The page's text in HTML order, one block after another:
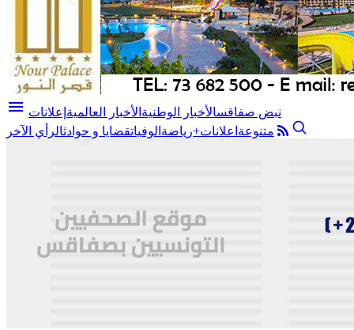
menu نبض صفاقسالأخبار الوطنية الأخبار العالمية إعلانات
متنوعة اعلانات+رياضة الوفياتقضايا و حوادثالرأي الآخر